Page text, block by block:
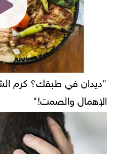
"ديدان في طبقك؟ كرم
الإهمال والصمت!"